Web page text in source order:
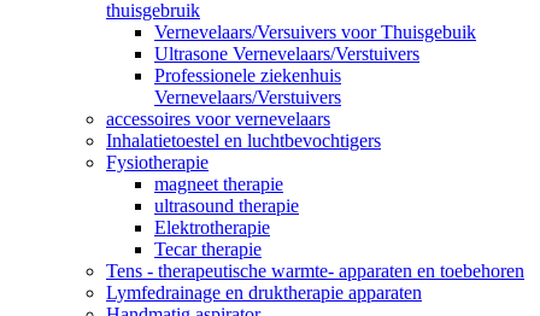
thuisgebruik
Vernevelaars/Versuivers voor Thuisgebuik
Ultrasone Vernevelaars/Verstuivers
Professionele ziekenhuis
Vernevelaars/Verstuivers
accessoires voor vernevelaars
Inhalatietoestel en luchtbevochtigers
Fysiotherapie
magneet therapie
ultrasound therapie
Elektrotherapie
Tecar therapie
Tens - therapeutische warmte- apparaten en toebehoren
Lymfedrainage en druktherapie apparaten